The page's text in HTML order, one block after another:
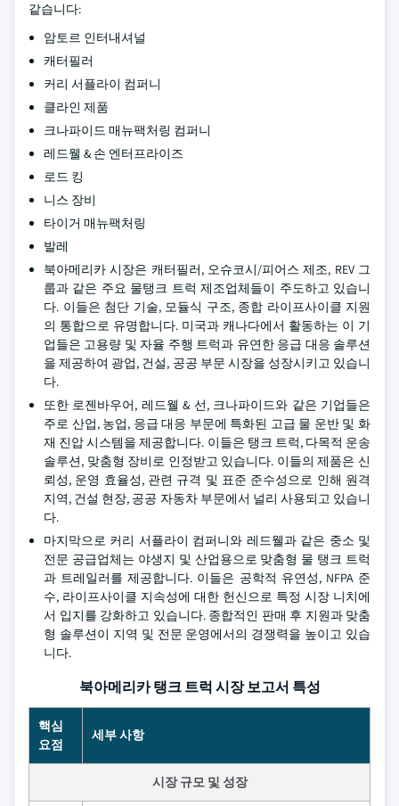
같습니다:
암토르 인터내셔널
캐터필러
커리 서플라이 컴퍼니
클라인 제품
크나파이드 매뉴팩처링 컴퍼니
레드웰 & 손 엔터프라이즈
로드 킹
니스 장비
타이거 매뉴팩처링
발레
북아메리카 시장은 캐터필러, 오슈코시/피어스 제조, REV 그
룹과 같은 주요 물탱크 트럭 제조업체들이 주도하고 있습니
다. 이들은 첨단 기술, 모듈식 구조, 종합 라이프사이클 지원
의 통합으로 유명합니다. 미국과 캐나다에서 활동하는 이 기
업들은 고용량 및 자율 주행 트럭과 유연한 응급 대응 솔루션
을 제공하여 광업, 건설, 공공 부문 시장을 성장시키고 있습니
다.
또한 로젠바우어, 레드웰 & 선, 크나파이드와 같은 기업들은
주로 산업, 농업, 응급 대응 부문에 특화된 고급 물 운반 및 화
재 진압 시스템을 제공합니다. 이들은 탱크 트럭, 다목적 운송
솔루션, 맞춤형 장비로 인정받고 있습니다. 이들의 제품은 신
뢰성, 운영 효율성, 관련 규격 및 표준 준수성으로 인해 원격
지역, 건설 현장, 공공 자동차 부문에서 널리 사용되고 있습니
다.
마지막으로 커리 서플라이 컴퍼니와 레드웰과 같은 중소 및
전문 공급업체는 야생지 및 산업용으로 맞춤형 물 탱크 트럭
과 트레일러를 제공합니다. 이들은 공학적 유연성, NFPA 준
수, 라이프사이클 지속성에 대한 헌신으로 특정 시장 니치에
서 입지를 강화하고 있습니다. 종합적인 판매 후 지원과 맞춤
형 솔루션이 지역 및 전문 운영에서의 경쟁력을 높이고 있습
니다.
북아메리카 탱크 트럭 시장 보고서 특성
핵심
요점
세부 사항
시장 규모 및 성장